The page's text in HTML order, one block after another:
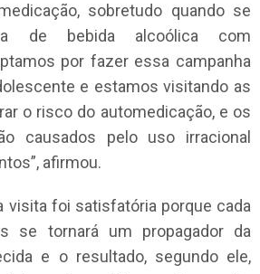
sobretudo quando se
de bebida alcoólica com
por fazer essa campanha
e estamos visitando as
o risco do automedicação, e os
causados pelo uso irracional
afirmou.
visita foi satisfatória porque cada
se tornará um propagador da
e o resultado, segundo ele,